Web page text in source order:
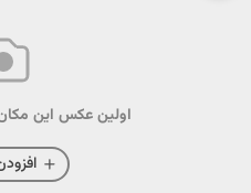
اولین عکس این